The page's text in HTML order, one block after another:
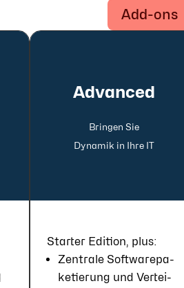
Add-ons
Advanced
Bringen Sie
Dyna­mik in Ihre IT
Star­ter Edit­ion, plus:
Zen­tra­le Soft­ware­pa­
ke­tie­rung und Ver­tei­